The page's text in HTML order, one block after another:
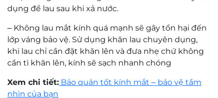
dụng để lau sau khi xả nước.
– Không lau mắt kính quá mạnh sẽ gây tổn hại đến
lớp váng bảo vệ. Sử dụng khăn lau chuyên dụng,
khi lau chỉ cần đặt khăn lên và đưa nhẹ chứ không
cần tì khăn lên, kính sẽ sạch nhanh chóng
Xem chi tiết: Bảo quản tốt kính mắt – bảo vệ tầm
nhìn của bạn